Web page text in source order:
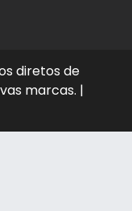
diretos de
marcas. |